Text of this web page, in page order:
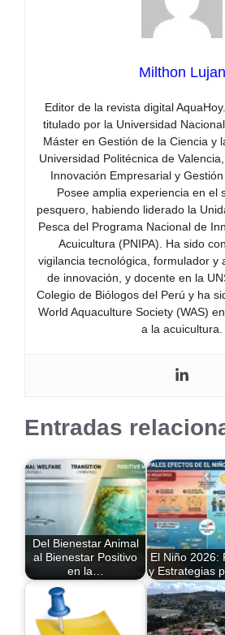
Milthon Lujan
Editor de la revista digital
titulado por la Universidad
Máster en Gestión de la Ciencia y
Universidad Politécnica de
Innovación Empresarial y
Posee amplia experiencia en el
pesquero, habiendo liderado la
Pesca del Programa Nacional de
Acuicultura (PNIPA). Ha sido
vigilancia tecnológica, formulador y
de innovación, y docente en la
Colegio de Biólogos del Perú y ha
World Aquaculture Society (WAS)
a la acuicultura.
Entradas
Del Bienestar Animal
al Bienestar Positivo
en la…
El Niño 2026:
y Estrategias